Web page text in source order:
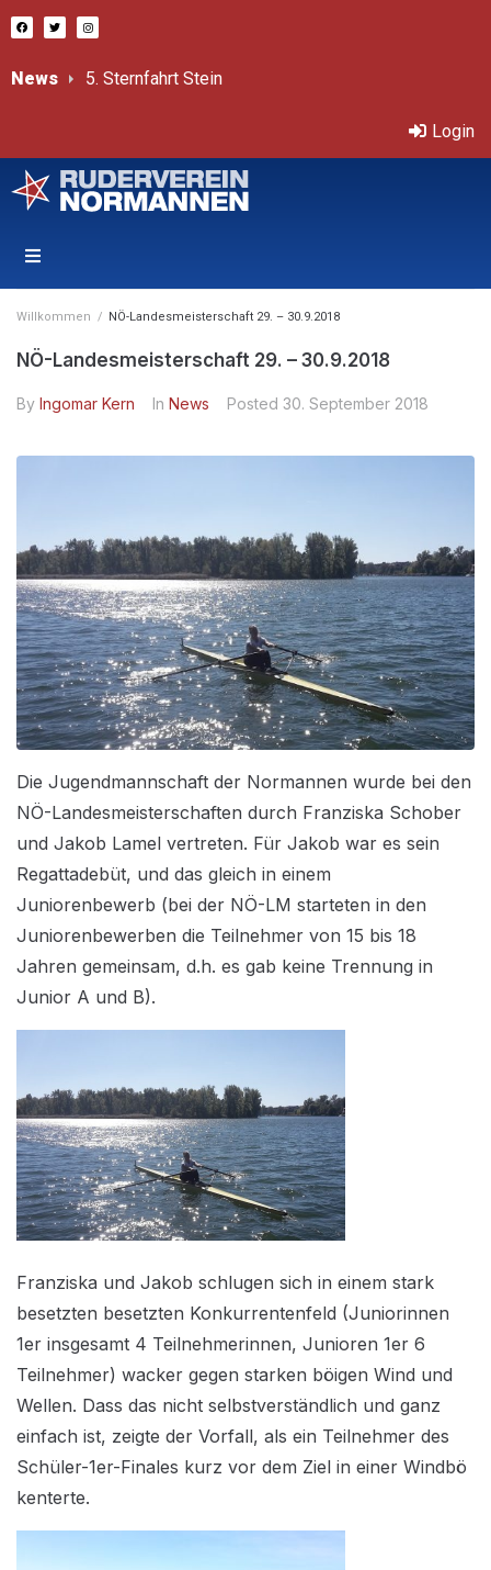
News # St
Bericht von Sprint-ÖM
Login
Willkommen / NÖ-Landesmeisterschaft 29. – 30.9.2018
NÖ-Landesmeisterschaft 29. – 30.9.2018
By Ingomar Kern In News Posted 30. September 2018
Die Jugendmannschaft der Normannen wurde bei den
NÖ-Landesmeisterschaften durch Franziska Schober
und Jakob Lamel vertreten. Für Jakob war es sein
Regattadebüt, und das gleich in einem
Juniorenbewerb (bei der NÖ-LM starteten in den
Juniorenbewerben die Teilnehmer von 15 bis 18
Jahren gemeinsam, d.h. es gab keine Trennung in
Junior A und B).
Franziska und Jakob schlugen sich in einem stark
besetzten besetzten Konkurrentenfeld (Juniorinnen
1er insgesamt 4 Teilnehmerinnen, Junioren 1er 6
Teilnehmer) wacker gegen starken böigen Wind und
Wellen. Dass das nicht selbstverständlich und ganz
einfach ist, zeigte der Vorfall, als ein Teilnehmer des
Schüler-1er-Finales kurz vor dem Ziel in einer Windbö
kenterte.